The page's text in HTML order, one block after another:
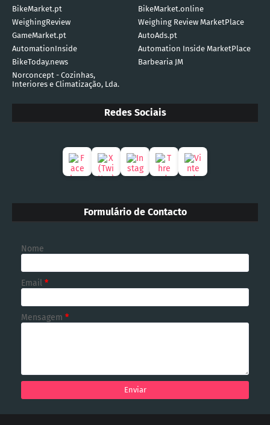
BikeMarket.pt
BikeMarket.online
WeighingReview
Weighing Review MarketPlace
GameMarket.pt
AutoAds.pt
AutomationInside
Automation Inside MarketPlace
BikeToday.news
Barbearia JM
Norconcept - Cozinhas,
Interiores e Climatização, Lda.
Redes Sociais
Formulário de Contacto
Nome
Email *
Mensagem *